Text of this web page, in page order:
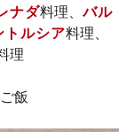
ナダ料理、バル
トルシア料理、
理
飯